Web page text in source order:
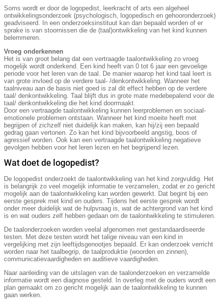
Soms wordt er door de logopedist, leerkracht of arts een algeheel
ontwikkelingsonderzoek (psychologisch, logopedisch en gehooronderzoek)
geadviseerd. In een onderzoeksinstituut kan dan bepaald worden of er
sprake is van stoornissen die de (taal)ontwikkeling van het kind kunnen
belemmeren.
Vroeg onderkennen
Het is van groot belang dat een vertraagde taalontwikkeling zo vroeg
mogelijk wordt onderkend. Een kind heeft van 0 tot 6 jaar een gevoelige
periode voor het leren van de taal. De manier waarop het kind taal leert is
van grote invloed op de verdere taal- /denkontwikkeling. Wanneer het
taalniveau aan de basis niet goed is zal dit effect hebben op de verdere
taal/ denkontwikkeling. Taal blijft dus in grote mate medebepalend voor de
taal/ denkontwikkeling die het kind doormaakt.
Door een vertraagde taalontwikkeling kunnen leerproblemen en sociaal-
emotionele problemen ontstaan. Wanneer het kind moeite heeft met
begrijpen of zichzelf niet duidelijk kan maken, kan hij/zij een bepaald
gedrag gaan vertonen. Zo kan het kind bijvoorbeeld angstig, boos of
agressief worden. Ook kan een vertraagde taalontwikkeling negatieve
gevolgen hebben voor het leren lezen en het begrijpend lezen.
Wat doet de logopedist?
De logopedist onderzoekt de taalontwikkeling van het kind zorgvuldig. Het
is belangrijk zo veel mogelijk informatie te verzamelen, zodat er zo gericht
mogelijk aan de taalontwikkeling kan worden gewerkt. Dat begint bij een
eerste gesprek met kind en ouders. Tijdens het eerste gesprek wordt
onder meer duidelijk wat de hulpvraag is, wat de achtergrond van het kind
is en wat ouders zelf hebben gedaan om de taalontwikkeling te stimuleren.
De taalonderzoeken worden veelal afgenomen met gestandaardiseerde
testen. Met deze testen wordt het talige niveau van een kind in
vergelijking met zijn leeftijdsgenootjes bepaald. Er kan onderzoek verricht
worden naar het taalbegrip, de taalproduktie (woorden en zinnen),
communicatievaardigheden en auditieve vaardigheden.
Naar aanleiding van de uitslagen van de taalonderzoeken en verzamelde
informatie wordt een diagnose gesteld. In overleg met de ouders wordt een
plan gemaakt om zo gericht mogelijk aan de taalontwikkeling te kunnen
gaan werken.